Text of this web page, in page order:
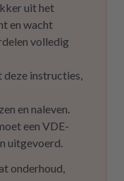
uit het
en wacht
volledig
instructies,
en naleven.
een VDE-
uitgevoerd.
onderhoud,